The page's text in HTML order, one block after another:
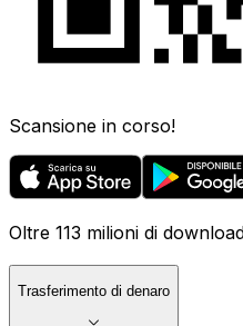
Scansione in corso!
Oltre 113 milioni di
Trasferimento di denaro